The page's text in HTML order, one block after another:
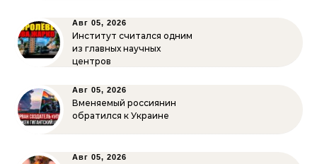
Авг 05, 2026
Институт считался одним
из главных научных
центров
Авг 05, 2026
Вменяемый россиянин
обратился к Украине
Авг 05, 2026